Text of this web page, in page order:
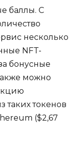
баллы. С
несколько
NFT-
бонусные
можно
таких токенов
($2,67